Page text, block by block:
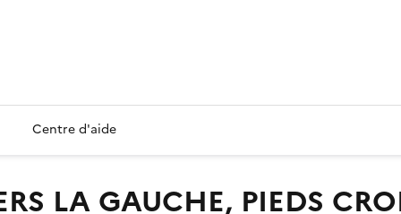
Centre d'aide